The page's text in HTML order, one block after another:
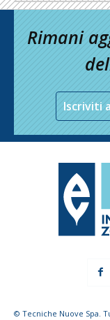
Rimani
Iscriviti
© Tecniche Nuove Spa.